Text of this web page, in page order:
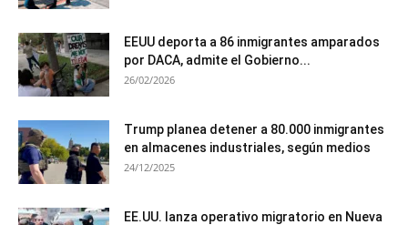
EEUU deporta a 86 inmigrantes amparados
por DACA, admite el Gobierno...
26/02/2026
Trump planea detener a 80.000 inmigrantes
en almacenes industriales, según medios
24/12/2025
EE.UU. lanza operativo migratorio en Nueva